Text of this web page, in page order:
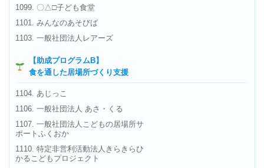
1099. 〇△□子ども食堂
1101. みんなのあそびば
1103. 一般社団法人レアーズ
【助成プログラムB】
食を通した居場所づくり支援
1104. あじっこ
1106. 一般社団法人 あさ・くる
1107. 一般社団法人こどもの居場所サ
ポートふくおか
1110. 特定非営利活動法人きらきらひ
かるこどもプロジェクト